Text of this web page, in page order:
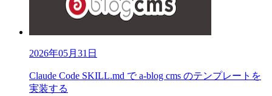
2026年05月31日
Claude Code SKILL.md で a-blog cms のテンプレートを
実装する